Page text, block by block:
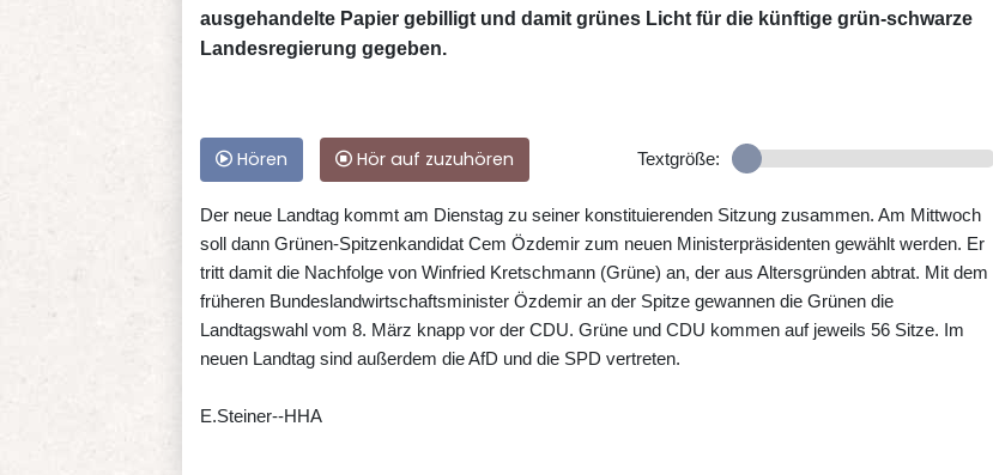
ausgehandelte Papier gebilligt und damit grünes Licht für die künftige grün-schwarze
Landesregierung gegeben.
Hören Hör auf zuzuhören Textgröße:
Der neue Landtag kommt am Dienstag zu seiner konstituierenden Sitzung zusammen. Am Mittwoch
soll dann Grünen-Spitzenkandidat Cem Özdemir zum neuen Ministerpräsidenten gewählt werden. Er
tritt damit die Nachfolge von Winfried Kretschmann (Grüne) an, der aus Altersgründen abtrat. Mit dem
früheren Bundeslandwirtschaftsminister Özdemir an der Spitze gewannen die Grünen die
Landtagswahl vom 8. März knapp vor der CDU. Grüne und CDU kommen auf jeweils 56 Sitze. Im
neuen Landtag sind außerdem die AfD und die SPD vertreten.
E.Steiner--HHA